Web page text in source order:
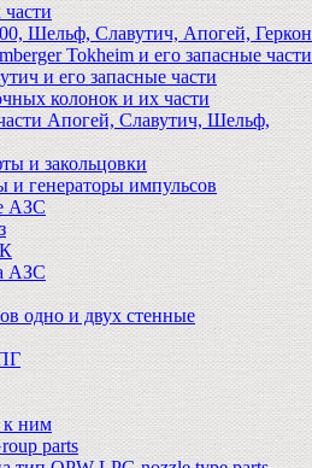
Шельф, Славутич, Апогей, Геркон
Tokheim и его запасные части
и его запасные части
колонок и их части
Апогей, Славутич, Шельф,
и закольцовки
и генераторы импульсов
АЗС
АЗС
одно и двух стенные
к ним
parts